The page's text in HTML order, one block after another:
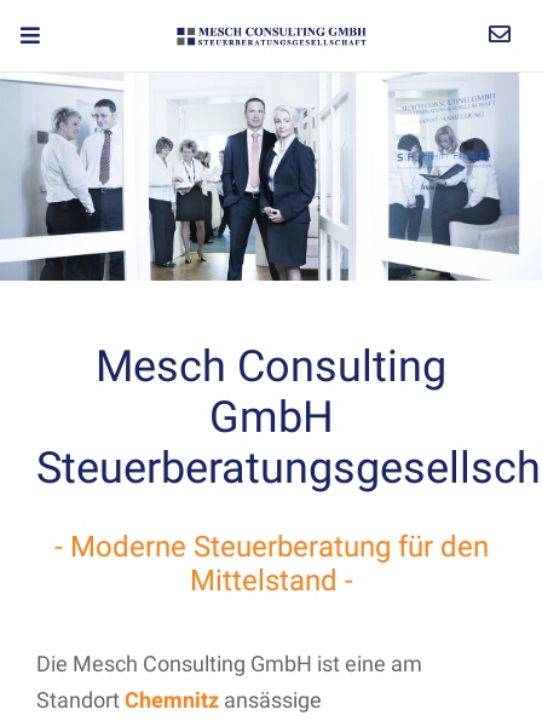
Mesch Consulting
GmbH
- Moderne Steuerberatung für den
Mittelstand -
Die Mesch Consulting GmbH ist eine am
StandortChemnitz ansässige